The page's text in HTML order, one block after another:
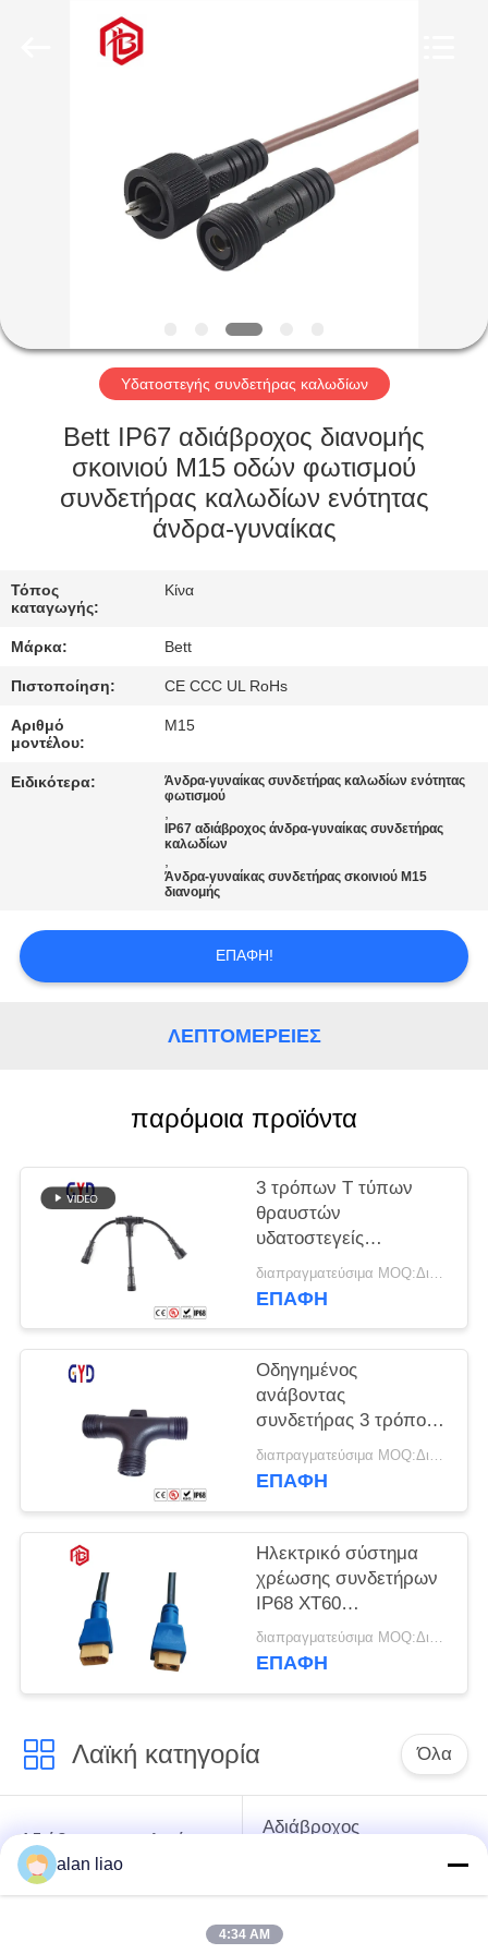
ΠΡΟΪΌΝΤΑ
ΓΎΡΟΣ
ΕΡΓΟΣΤΑΣΊΩΝ
ΠΟΙΟΤΙΚΌΣ
ΈΛΕΓΧΟΣ
PRIVACY
POLICY
Υδατοστεγής συνδετήρας καλωδίων
Bett IP67 αδιάβροχος διανομής
σκοινιού M15 οδών φωτισμού
συνδετήρας καλωδίων ενότητας
άνδρα-γυναίκας
Τόπος
καταγωγής:
Κίνα
Μάρκα: Bett
Πιστοποίηση: CE CCC UL RoHs
Αριθμό
μοντέλου:
M15
Ειδικότερα:
Άνδρα-γυναίκας συνδετήρας καλωδίων ενότητας
φωτισμού
,
IP67 αδιάβροχος άνδρα-γυναίκας συνδετήρας
καλωδίων
,
Άνδρα-γυναίκας συνδετήρας σκοινιού M15
διανομής
ΕΠΑΦΉ!
ΛΕΠΤΟΜΈΡΕΙΕΣ
παρόμοια προϊόντα
3 τρόπων Τ τύπων
θραυστών
υδατοστεγείς
καλωδίων συνδετήρες
καλωδίων συνδετήρων
διαπραγματεύσιμα MOQ:Διαπραγματεύσιμος
ΕΠΑΦΉ
Οδηγημένος
ανάβοντας
συνδετήρας 3 τρόπος
2 3 καλωδίων βιδών
υδατοστεγής τύπος 4
διαπραγματεύσιμα MOQ:Διαπραγματεύσιμος
ΕΠΑΦΉ
Ηλεκτρικό σύστημα
χρέωσης συνδετήρων
IP68 XT60
υδατοστεγής υποδοχή
βουλωμάτων
διαπραγματεύσιμα MOQ:Διαπραγματεύσιμος
ΕΠΑΦΉ
Λαϊκή κατηγορία Όλα
Αδιάβροχος κυκλικός
συνδετήρας
Αδιάβροχος
alan liao
4:34 AM